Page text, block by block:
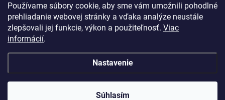
Používame súbory cookie, aby sme vám umožnili pohodlné
prehliadanie webovej stránky a vďaka analýze neustále
zlepšovali jej funkcie, výkon a použiteľnosť. Viac
informácií.
Nastavenie
Súhlasím
info@drogerkovo.sk
Copyright 2026Drogerkovo. Všetky práva vyhradené.Upraviť nastavenie
cookies